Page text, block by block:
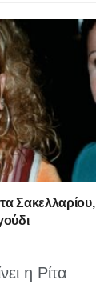
Σακελλαρίου,
η Ρίτα